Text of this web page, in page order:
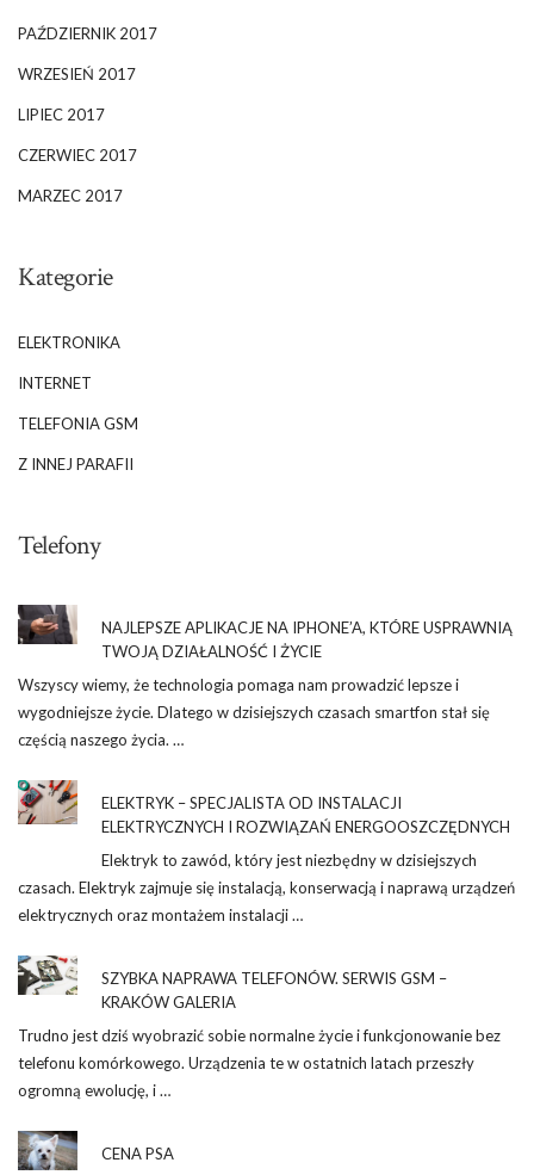
PAŹDZIERNIK 2017
WRZESIEŃ 2017
LIPIEC 2017
CZERWIEC 2017
MARZEC 2017
Kategorie
ELEKTRONIKA
INTERNET
TELEFONIA GSM
Z INNEJ PARAFII
Telefony
NAJLEPSZE APLIKACJE NA IPHONE’A, KTÓRE USPRAWNIĄ
TWOJĄ DZIAŁALNOŚĆ I ŻYCIE
Wszyscy wiemy, że technologia pomaga nam prowadzić lepsze i
wygodniejsze życie. Dlatego w dzisiejszych czasach smartfon stał się
częścią naszego życia. …
ELEKTRYK – SPECJALISTA OD INSTALACJI
ELEKTRYCZNYCH I ROZWIĄZAŃ ENERGOOSZCZĘDNYCH
Elektryk to zawód, który jest niezbędny w dzisiejszych
czasach. Elektryk zajmuje się instalacją, konserwacją i naprawą urządzeń
elektrycznych oraz montażem instalacji …
SZYBKA NAPRAWA TELEFONÓW. SERWIS GSM –
KRAKÓW GALERIA
Trudno jest dziś wyobrazić sobie normalne życie i funkcjonowanie bez
telefonu komórkowego. Urządzenia te w ostatnich latach przeszły
ogromną ewolucję, i …
CENA PSA